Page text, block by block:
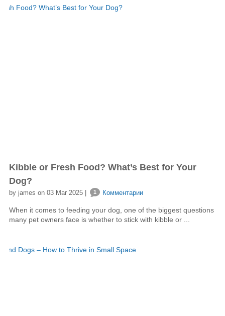
Kibble or Fresh Food? What’s Best for Your
Dog?
by james on 03 Mar 2025 | 1 Комментарии
When it comes to feeding your dog, one of the biggest questions
many pet owners face is whether to stick with kibble or ...